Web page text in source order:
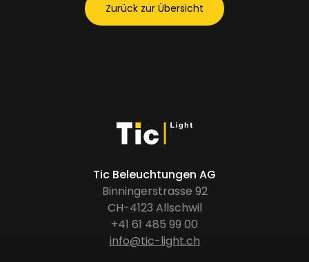
Zurück zur Übersicht
Tic Beleuchtungen AG
Binningerstrasse 92
CH-4123 Allschwil
+41 61 485 99 00
info@tic-light.ch